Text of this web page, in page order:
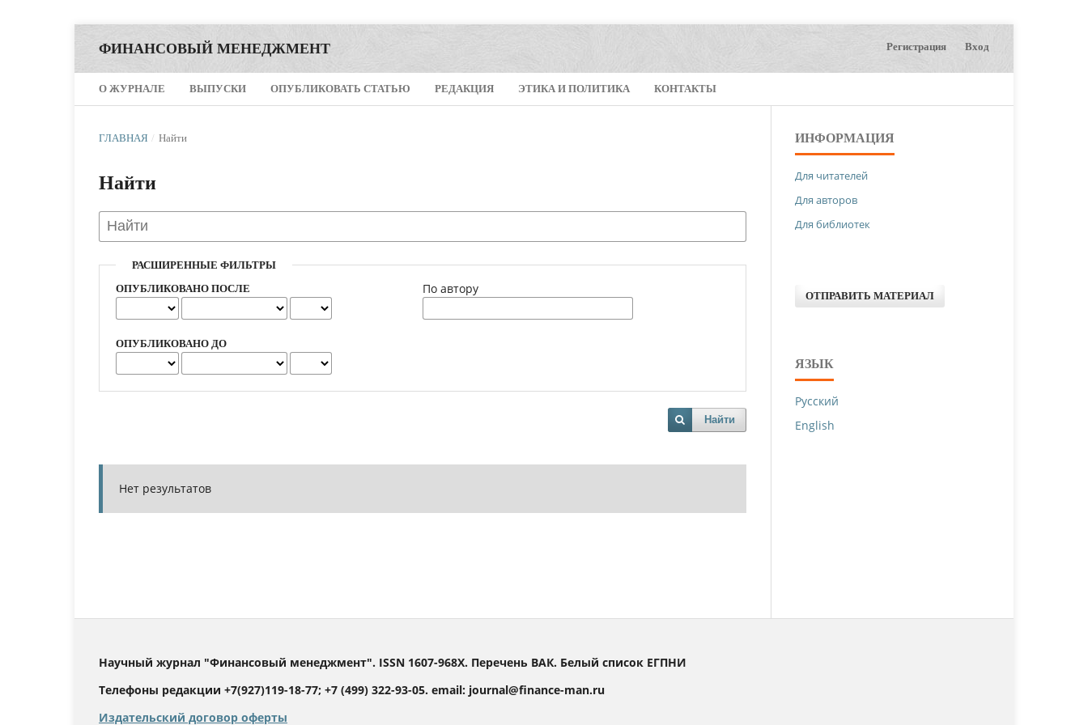
ФИНАНСОВЫЙ МЕНЕДЖМЕНТ
О ЖУРНАЛЕ ВЫПУСКИ ОПУБЛИКОВАТЬ СТАТЬЮ РЕДАКЦИЯ ЭТИКА И ПОЛИТИКА КОНТАКТЫ
Регистрация Вход
ГЛАВНАЯ / Найти
Найти
РАСШИРЕННЫЕ ФИЛЬТРЫ
ОПУБЛИКОВАНО ПОСЛЕ
ОПУБЛИКОВАНО ДО
По автору
Найти
Нет результатов
ИНФОРМАЦИЯ
Для читателей
Для авторов
Для библиотек
ОТПРАВИТЬ МАТЕРИАЛ
ЯЗЫК
Русский
English
Научный журнал "Финансовый менеджмент". ISSN 1607-968X. Перечень ВАК. Белый список ЕГПНИ
Телефоны редакции +7(927)119-18-77; +7 (499) 322-93-05. email: journal@finance-man.ru
Издательский договор оферты